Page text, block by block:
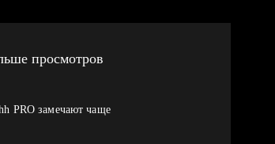
просмотров
PRO замечают чаще